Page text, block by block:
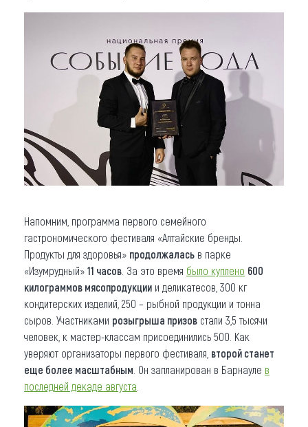
Напомним, программа первого семейного
гастрономического фестиваля «Алтайские бренды.
Продукты для здоровья» продолжалась в парке
«Изумрудный» 11 часов . За это время было куплено 600
килограммов мясопродукции и деликатесов, 300 кг
кондитерских изделий, 250 – рыбной продукции и тонна
сыров. Участниками розыгрыша призов стали 3,5 тысячи
человек, к мастер-классам присоединились 500. Как
уверяют организаторы первого фестиваля, второй станет
еще более масштабным . Он запланирован в Барнауле в
последней декаде августа